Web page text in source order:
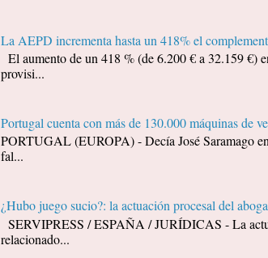
La AEPD incrementa hasta un 418% el
El aumento de un 418 % (de 6.200 € a 32.159 €)
provisi...
Portugal cuenta con más de 130.000 máquinas de
PORTUGAL (EUROPA) - Decía José Saramago
fal...
¿Hubo juego sucio?: la actuación procesal del
SERVIPRESS / ESPAÑA / JURÍDICAS - La
relacionado...